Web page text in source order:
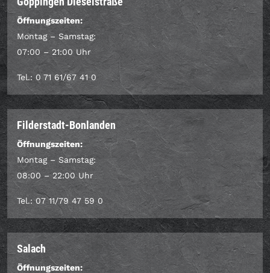
Öffnungszeiten:
Montag – Samstag:
07:00 – 21:00 Uhr
Tel.: 0 71 61/67 41 0
Filderstadt-Bonlanden
Öffnungszeiten:
Montag – Samstag:
08:00 – 22:00 Uhr
Tel.: 07 11/79 47 59 0
Salach
Öffnungszeiten: